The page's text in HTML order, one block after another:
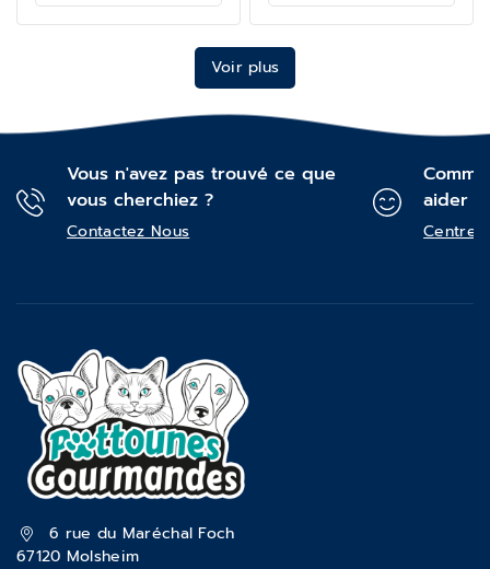
Voir plus
Vous n'avez pas trouvé ce que
vous cherchiez ?
Contactez Nous
aider ?
Centre
6 rue du Maréchal Foch
67120 Molsheim